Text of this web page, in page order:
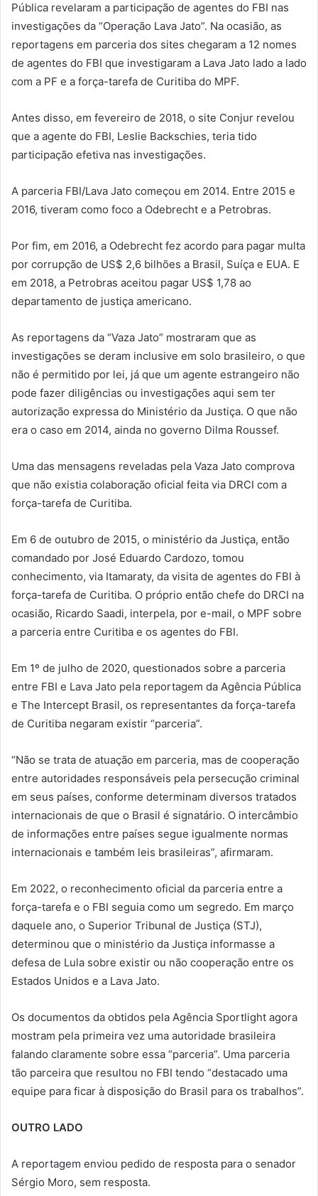
Pública revelaram a participação de agentes do FBI nas
investigações da “Operação Lava Jato”. Na ocasião, as
reportagens em parceria dos sites chegaram a 12 nomes
de agentes do FBI que investigaram a Lava Jato lado a lado
com a PF e a força-tarefa de Curitiba do MPF.
Antes disso, em fevereiro de 2018, o site Conjur revelou
que a agente do FBI, Leslie Backschies, teria tido
participação efetiva nas investigações.
A parceria FBI/Lava Jato começou em 2014. Entre 2015 e
2016, tiveram como foco a Odebrecht e a Petrobras.
Por fim, em 2016, a Odebrecht fez acordo para pagar multa
por corrupção de US$ 2,6 bilhões a Brasil, Suíça e EUA. E
em 2018, a Petrobras aceitou pagar US$ 1,78 ao
departamento de justiça americano.
As reportagens da “Vaza Jato” mostraram que as
investigações se deram inclusive em solo brasileiro, o que
não é permitido por lei, já que um agente estrangeiro não
pode fazer diligências ou investigações aqui sem ter
autorização expressa do Ministério da Justiça. O que não
era o caso em 2014, ainda no governo Dilma Roussef.
Uma das mensagens reveladas pela Vaza Jato comprova
que não existia colaboração oficial feita via DRCI com a
força-tarefa de Curitiba.
Em 6 de outubro de 2015, o ministério da Justiça, então
comandado por José Eduardo Cardozo, tomou
conhecimento, via Itamaraty, da visita de agentes do FBI à
força-tarefa de Curitiba. O próprio então chefe do DRCI na
ocasião, Ricardo Saadi, interpela, por e-mail, o MPF sobre
a parceria entre Curitiba e os agentes do FBI.
Em 1º de julho de 2020, questionados sobre a parceria
entre FBI e Lava Jato pela reportagem da Agência Pública
e The Intercept Brasil, os representantes da força-tarefa
de Curitiba negaram existir “parceria”.
“Não se trata de atuação em parceria, mas de cooperação
entre autoridades responsáveis pela persecução criminal
em seus países, conforme determinam diversos tratados
internacionais de que o Brasil é signatário. O intercâmbio
de informações entre países segue igualmente normas
internacionais e também leis brasileiras”, afirmaram.
Em 2022, o reconhecimento oficial da parceria entre a
força-tarefa e o FBI seguia como um segredo. Em março
daquele ano, o Superior Tribunal de Justiça (STJ),
determinou que o ministério da Justiça informasse a
defesa de Lula sobre existir ou não cooperação entre os
Estados Unidos e a Lava Jato.
Os documentos da obtidos pela Agência Sportlight agora
mostram pela primeira vez uma autoridade brasileira
falando claramente sobre essa “parceria”. Uma parceria
tão parceira que resultou no FBI tendo “destacado uma
equipe para ficar à disposição do Brasil para os trabalhos”.
OUTRO LADO
A reportagem enviou pedido de resposta para o senador
Sérgio Moro, sem resposta.